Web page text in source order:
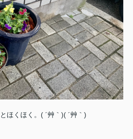
ほくほく。( ´艸｀)( ´艸｀)